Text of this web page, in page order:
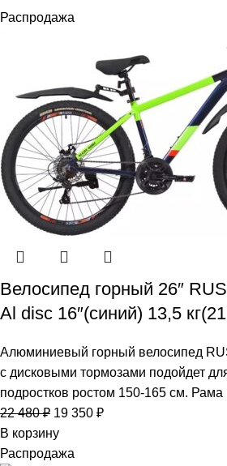
Распродажа
Велосипед горный 26″
Al disc 16″(синий) 13,5
Алюминиевый горный велосипед
с дисковыми тормозами подойдет
подростков ростом 150-165 см. Рама
22 480₽ 19 350 ₽
В корзину
Распродажа